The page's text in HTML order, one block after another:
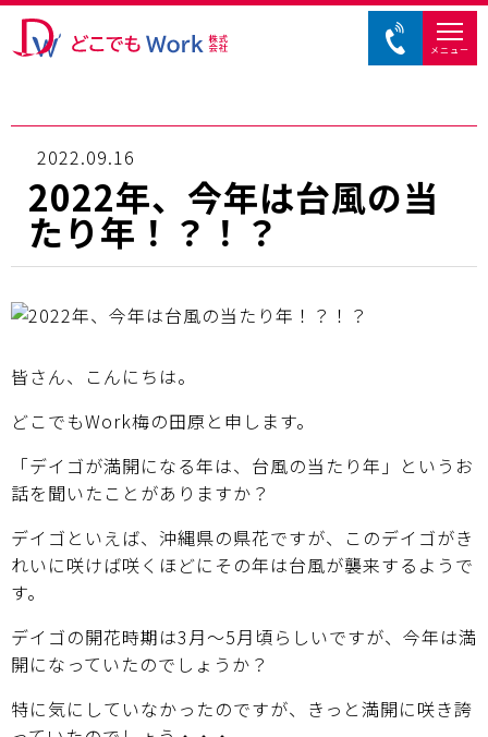
メニュー
2022.09.16
2022年、今年は台風の当
たり年！？！？
皆さん、こんにちは。
どこでもWork梅の田原と申します。
「デイゴが満開になる年は、台風の当たり年」というお
話を聞いたことがありますか？
デイゴといえば、沖縄県の県花ですが、このデイゴがき
れいに咲けば咲くほどにその年は台風が襲来するようで
す。
デイゴの開花時期は3月～5月頃らしいですが、今年は満
開になっていたのでしょうか？
特に気にしていなかったのですが、きっと満開に咲き誇